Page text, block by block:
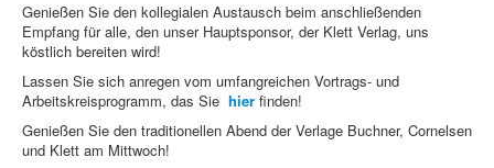
Genießen Sie den kollegialen Austausch beim anschließenden
Empfang für alle, den unser Hauptsponsor, der Klett Verlag, uns
köstlich bereiten wird!
Lassen Sie sich anregen vom umfangreichen Vortrags- und
Arbeitskreisprogramm, das Sie hier finden!
Genießen Sie den traditionellen Abend der Verlage Buchner, Cornelsen
und Klett am Mittwoch!